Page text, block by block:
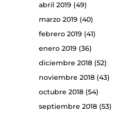
abril 2019 (49)
marzo 2019 (40)
febrero 2019 (41)
enero 2019 (36)
diciembre 2018(52)
noviembre 2018(43)
octubre 2018(54)
septiembre 2018(53)